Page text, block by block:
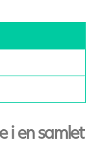
i en samlet